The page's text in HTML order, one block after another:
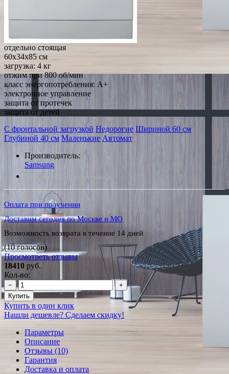
отдельно стоящая
60x34x85 см
загрузка: 4 кг
отжим при 800 об/мин
класс энергопотребления: A+
электронное управление
защита от протечек
защита от детей
С фронтальной загрузкой Недорогие Шириной 60 см
Глубиной 40 см Маленькие Автомат
Производитель:
Samsung
*Наличие уточняйте у менеджера
Оплата при получении
Доставим сегодня по Москве и МО
Возможность возврата в течение 14 дней
(10 голосов)
Просмотреть отзывы
18410 руб.
Кол-во:
−
+
Купить
Купить в один клик
Нашли дешевле? Сделаем скидку!
Параметры
Описание
Отзывы (10)
Гарантия
Доставка и оплата